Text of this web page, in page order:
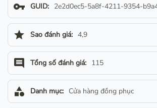
vpn_key GUID: 2e2d0ec5-5a8f-4211-9354-
star Sao đánh giá: 4,9
comment Tổng số đánh giá: 115
category Danh mục: Cửa hàng đồng phục